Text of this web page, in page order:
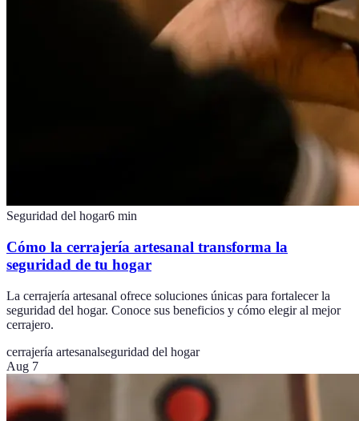
Seguridad del hogar6 min
Cómo la cerrajería artesanal transforma la
seguridad de tu hogar
La cerrajería artesanal ofrece soluciones únicas para fortalecer la
seguridad del hogar. Conoce sus beneficios y cómo elegir al mejor
cerrajero.
cerrajería artesanalseguridad del hogar
Aug 7